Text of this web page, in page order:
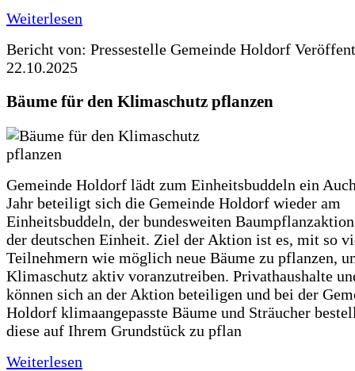
Weiterlesen
Bericht von: Pressestelle Gemeinde Holdorf
22.10.2025
Bäume für den Klimaschutz pflanzen
Gemeinde Holdorf lädt zum Einheitsbuddeln ein
Jahr beteiligt sich die Gemeinde Holdorf wieder am
Einheitsbuddeln, der bundesweiten
der deutschen Einheit. Ziel der Aktion ist es, mit so
Teilnehmern wie möglich neue Bäume zu pflanzen,
Klimaschutz aktiv voranzutreiben. Privathaushalte
können sich an der Aktion beteiligen und bei der
Holdorf klimaangepasste Bäume und Sträucher
diese auf Ihrem Grundstück zu pflan
Weiterlesen